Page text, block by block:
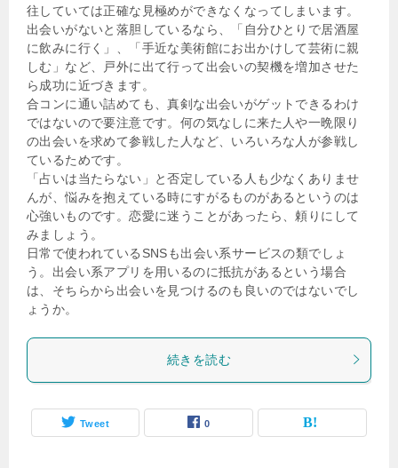
往していては正確な見極めができなくなってしまいます。
出会いがないと落胆しているなら、「自分ひとりで居酒屋
に飲みに行く」、「手近な美術館にお出かけして芸術に親
しむ」など、戸外に出て行って出会いの契機を増加させた
ら成功に近づきます。
合コンに通い詰めても、真剣な出会いがゲットできるわけ
ではないので要注意です。何の気なしに来た人や一晩限り
の出会いを求めて参戦した人など、いろいろな人が参戦し
ているためです。
「占いは当たらない」と否定している人も少なくありませ
んが、悩みを抱えている時にすがるものがあるというのは
心強いものです。恋愛に迷うことがあったら、頼りにして
みましょう。
日常で使われているSNSも出会い系サービスの類でしょ
う。出会い系アプリを用いるのに抵抗があるという場合
は、そちらから出会いを見つけるのも良いのではないでし
ょうか。
続きを読む
Tweet 0